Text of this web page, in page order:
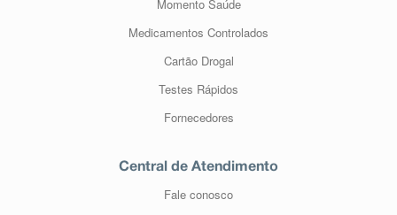
Momento Saúde
Medicamentos Controlados
Cartão Drogal
Testes Rápidos
Fornecedores
Central de Atendimento
Fale conosco